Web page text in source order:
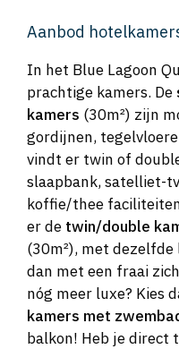
Aanbod
In het Blue Lagoon
prachtige kamers. De
kamers (30m²) zijn
gordijnen,
vindt er twin of
slaapbank, satelliet-
koffie/thee
er de twin/double
(30m²), met
dan met een fraai
nóg meer luxe? Kies
kamers met
balkon! Heb je direct